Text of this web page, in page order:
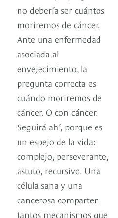
no debería ser cuántos
moriremos de cáncer.
Ante una enfermedad
asociada al
envejecimiento, la
pregunta correcta es
cuándo moriremos de
cáncer. O con cáncer.
Seguirá ahí, porque es
un espejo de la vida:
complejo, perseverante,
astuto, recursivo. Una
célula sana y una
cancerosa comparten
tantos mecanismos que